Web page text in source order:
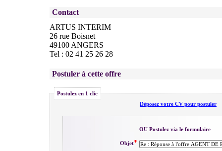
Contact
ARTUS INTERIM
26 rue Boisnet
49100 ANGERS
Tel : 02 41 25 26 28
Postuler à cette offre
Postulez en 1 clic
Déposez votre CV pour postuler
OU Postulez via le formulaire
Objet